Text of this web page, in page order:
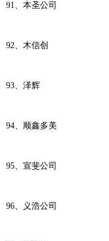
91、本圣公司
92、木信创
93、泽辉
94、顺鑫多美
95、宣斐公司
96、义浩公司